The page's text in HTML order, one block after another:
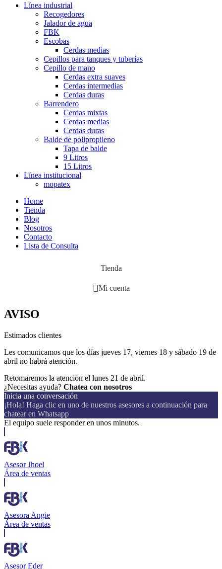
Línea industrial
Recogedores
Jalador de agua
FBK
Escobas
Cerdas medias
Cepillos para tanques y tuberías
Cepillo de mano
Cerdas extra suaves
Cerdas intermedias
Cerdas duras
Barrendero
Cerdas mixtas
Cerdas medias
Cerdas duras
Balde de polipropileno
Tapa de balde
9 Litros
15 Litros
Línea institucional
mopatex
Home
Tienda
Blog
Nosotros
Contacto
Lista de Consulta
Tienda
Mi cuenta
AVISO
Estimados clientes
Les comunicamos que los días jueves 17, viernes 18 y sábado 19 de
abril no habrá atención.
Retomaremos la atención el lunes 21 de abril.
¿Necesitas ayuda? Chatea con nosotros
Inicia una conversación
¡Hola! Haga clic en uno de nuestros asesores a continuación para
chatear en Whatsapp
El equipo suele responder en unos minutos.
Asesor Jhoel
Área de ventas
Asesora Angie
Área de ventas
Asesor Eder